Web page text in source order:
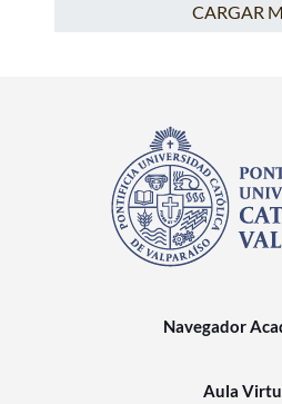
CARGAR
Navegador
Aula